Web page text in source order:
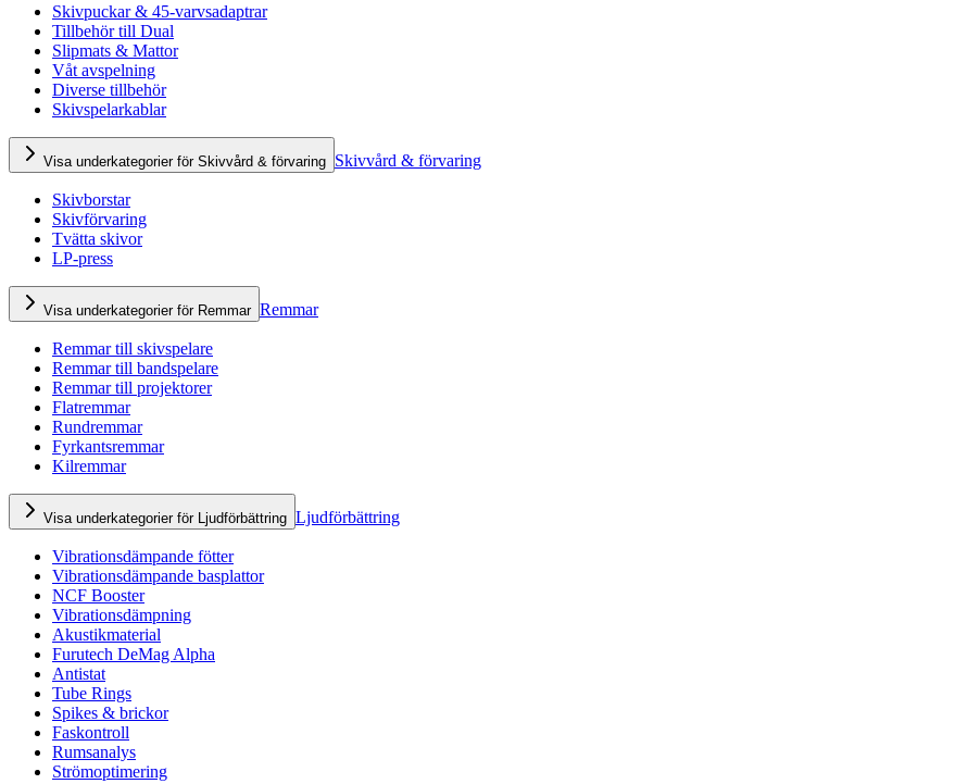
Skivpuckar & 45-varvsadaptrar
Tillbehör till Dual
Slipmats & Mattor
Våt avspelning
Diverse tillbehör
Skivspelarkablar
Visa underkategorier för Skivvård & förvaring Skivvård & förvaring
Skivborstar
Skivförvaring
Tvätta skivor
LP-press
Visa underkategorier för Remmar Remmar
Remmar till skivspelare
Remmar till bandspelare
Remmar till projektorer
Flatremmar
Rundremmar
Fyrkantsremmar
Kilremmar
Visa underkategorier för Ljudförbättring Ljudförbättring
Vibrationsdämpande fötter
Vibrationsdämpande basplattor
NCF Booster
Vibrationsdämpning
Akustikmaterial
Furutech DeMag Alpha
Antistat
Tube Rings
Spikes & brickor
Faskontroll
Rumsanalys
Strömoptimering